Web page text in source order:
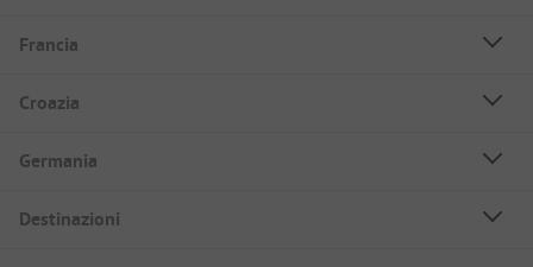
Francia
Croazia
Germania
Destinazioni